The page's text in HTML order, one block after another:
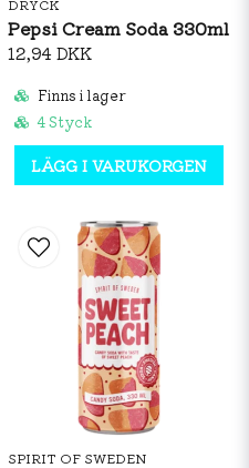
DRYCK
Pepsi Cream Soda 330ml
12,94 DKK
Finns i lager
4 Styck
LÄGG I VARUKORGEN
SPIRIT OF SWEDEN